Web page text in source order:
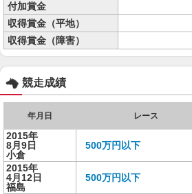
付加賞金
収得賞金（平地）
収得賞金（障害）
競走成績
年月日 レース
2015年
8月9日
小倉
500万円以下
2015年
4月12日
福島
500万円以下